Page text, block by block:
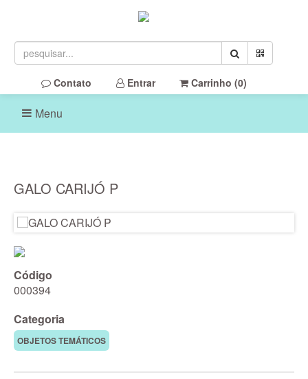
Contato Entrar Carrinho (0)
Menu
GALO CARIJÓ P
Código
000394
Categoria
OBJETOS TEMÁTICOS